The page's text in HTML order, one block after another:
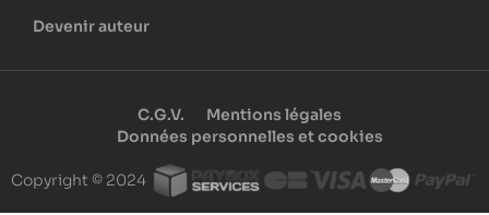
Devenir auteur
C.G.V.
Mentions légales
Données personnelles et cookies
Copyright © 2024